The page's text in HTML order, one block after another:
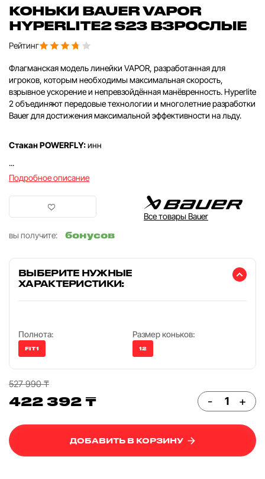
КОНЬКИ BAUER VAPOR
HYPERLITE2 S23 ВЗРОСЛЫЕ
Рейтинг
Флагманская модель линейки VAPOR, разработанная для
игроков, которым необходимы максимальная скорость,
взрывное ускорение и непревзойдённая манёвренность. Hyperlite
2 объединяют передовые технологии и многолетние разработки
Bauer для достижения максимальной эффективности на льду.
Стакан POWERFLY:инн
...
Подробное описание
Все товары Bauer
вы получите:
бонусов
ВЫБЕРИТЕ НУЖНЫЕ
ХАРАКТЕРИСТИКИ:
Полнота:
FIT1
Размер коньков:
12
527 990 ₸
422 392 ₸ - +
ДОБАВИТЬ В КОРЗИНУ